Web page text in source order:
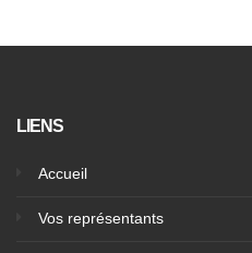
LIENS
Accueil
Vos représentants